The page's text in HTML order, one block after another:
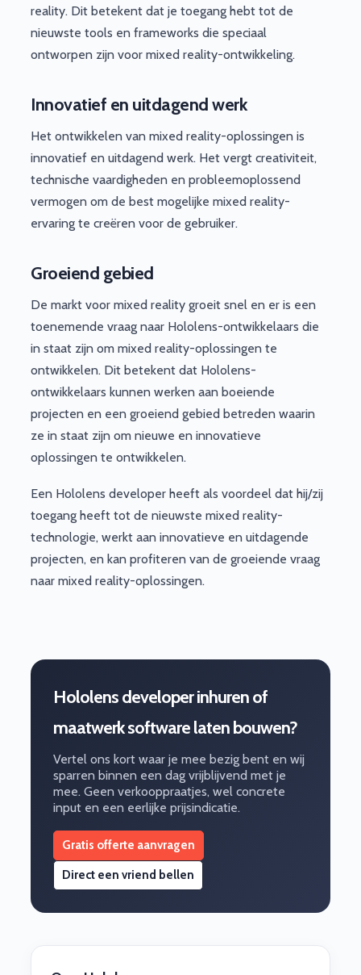
reality. Dit betekent dat je toegang hebt tot de
nieuwste tools en frameworks die speciaal
ontworpen zijn voor mixed reality-ontwikkeling.
Innovatief en uitdagend werk
Het ontwikkelen van mixed reality-oplossingen is
innovatief en uitdagend werk. Het vergt creativiteit,
technische vaardigheden en probleemoplossend
vermogen om de best mogelijke mixed reality-
ervaring te creëren voor de gebruiker.
Groeiend gebied
De markt voor mixed reality groeit snel en er is een
toenemende vraag naar Hololens-ontwikkelaars die
in staat zijn om mixed reality-oplossingen te
ontwikkelen. Dit betekent dat Hololens-
ontwikkelaars kunnen werken aan boeiende
projecten en een groeiend gebied betreden waarin
ze in staat zijn om nieuwe en innovatieve
oplossingen te ontwikkelen.
Een Hololens developer heeft als voordeel dat hij/zij
toegang heeft tot de nieuwste mixed reality-
technologie, werkt aan innovatieve en uitdagende
projecten, en kan profiteren van de groeiende vraag
naar mixed reality-oplossingen.
Hololens developer inhuren of
maatwerk software laten bouwen?
Vertel ons kort waar je mee bezig bent en wij
sparren binnen een dag vrijblijvend met je
mee. Geen verkooppraatjes, wel concrete
input en een eerlijke prijsindicatie.
Gratis offerte aanvragen
Direct een vriend bellen